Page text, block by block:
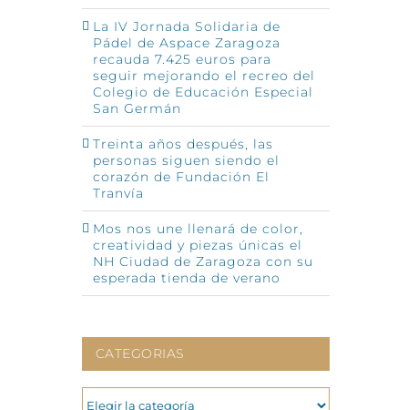
La IV Jornada Solidaria de
Pádel de Aspace Zaragoza
recauda 7.425 euros para
seguir mejorando el recreo del
Colegio de Educación Especial
San Germán
Treinta años después, las
personas siguen siendo el
corazón de Fundación El
Tranvía
Mos nos une llenará de color,
creatividad y piezas únicas el
NH Ciudad de Zaragoza con su
esperada tienda de verano
CATEGORIAS
CATEGORIAS